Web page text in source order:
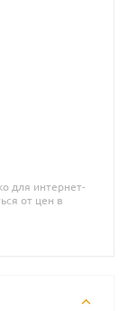
для интернет-
от цен в